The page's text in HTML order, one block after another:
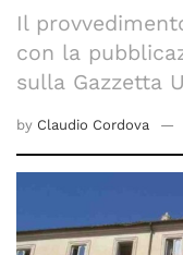
Il
con la
sulla Gazzetta
by Claudio Cordova